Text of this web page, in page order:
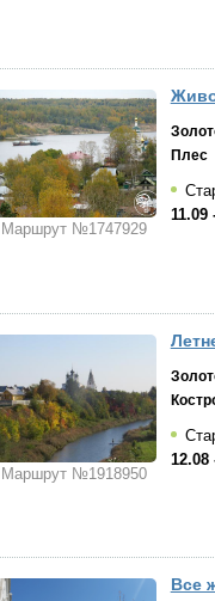
Маршрут №1747929
Плес
11.09
Маршрут №1918950
12.08
Все